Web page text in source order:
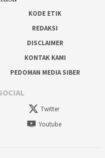
KODE ETIK
REDAKSI
DISCLAIMER
KONTAK KAMI
PEDOMAN MEDIA SIBER
Twitter
Youtube